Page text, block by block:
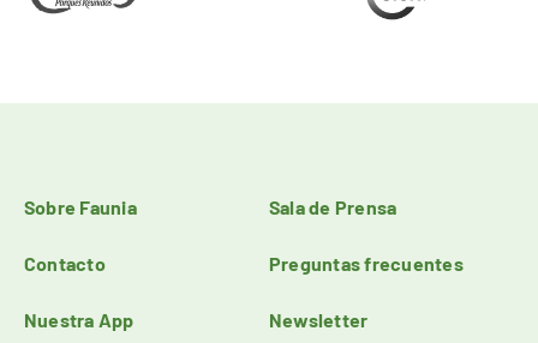
Sobre Faunia Sala de Prensa
Contacto Preguntas frecuentes
Nuestra App Newsletter